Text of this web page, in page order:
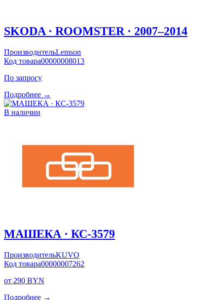
SKODA · ROOMSTER · 2007–2014
ПроизводительLemson
Код товара00000008013
По запросу
Подробнее →
В наличии
МАШЕКА · КС-3579
ПроизводительKUVO
Код товара00000007262
от 290 BYN
Подробнее →